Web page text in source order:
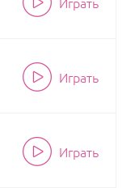
Играть
Играть